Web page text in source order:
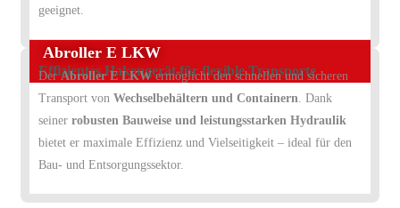
geeignet.
Abroller E LKW
Effizientes Hakengerät für flexible Transporte
DerAbroller E LKWermöglicht den schnellen und sicheren
Transport von Wechselbehältern und Containern . Dank
seiner robusten Bauweise und leistungsstarken Hydraulik
bietet er maximale Effizienz und Vielseitigkeit – ideal für den
Bau- und Entsorgungssektor.